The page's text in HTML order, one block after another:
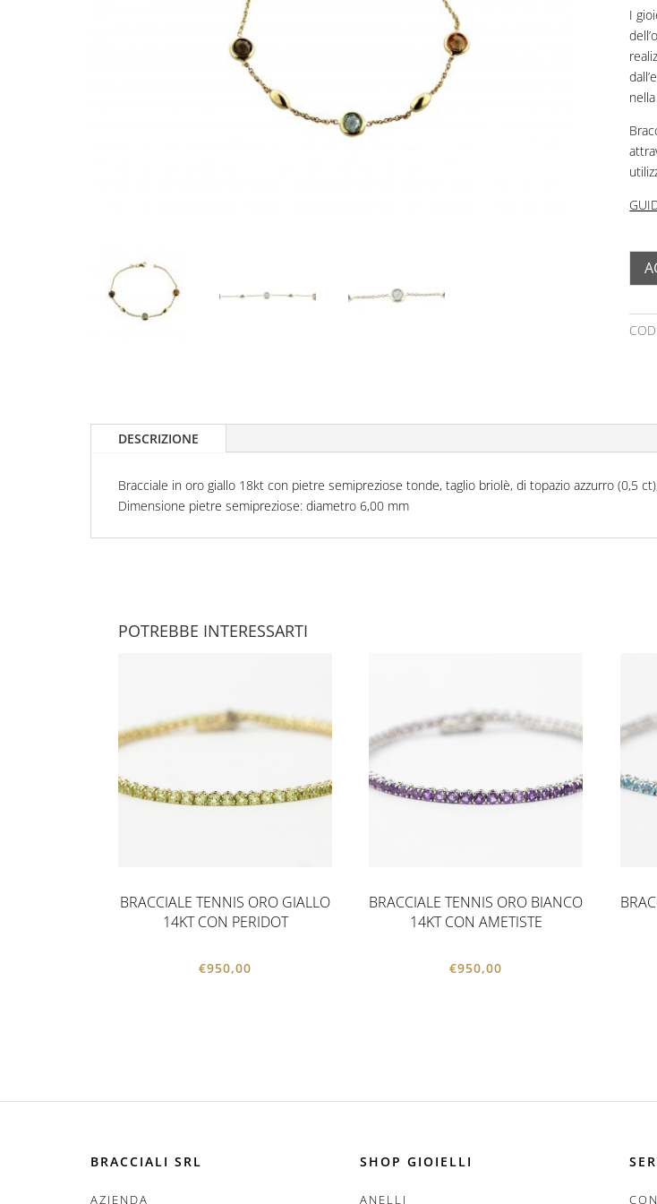
I
COD:
DESCRIZIONE
Bracciale in oro giallo 18kt con pietre semipreziose tonde, taglio briolè, di topazio azzurro (0,5
Dimensione pietre semipreziose: diametro 6,00 mm
POTREBBE INTERESSARTI
BRACCIALE TENNIS ORO GIALLO
14KT CON PERIDOT
€950,00
BRACCIALE TENNIS ORO BIANCO
14KT CON AMETISTE
€950,00
BRACCIALI SRL
AZIENDA
SHOP GIOIELLI
ANELLI